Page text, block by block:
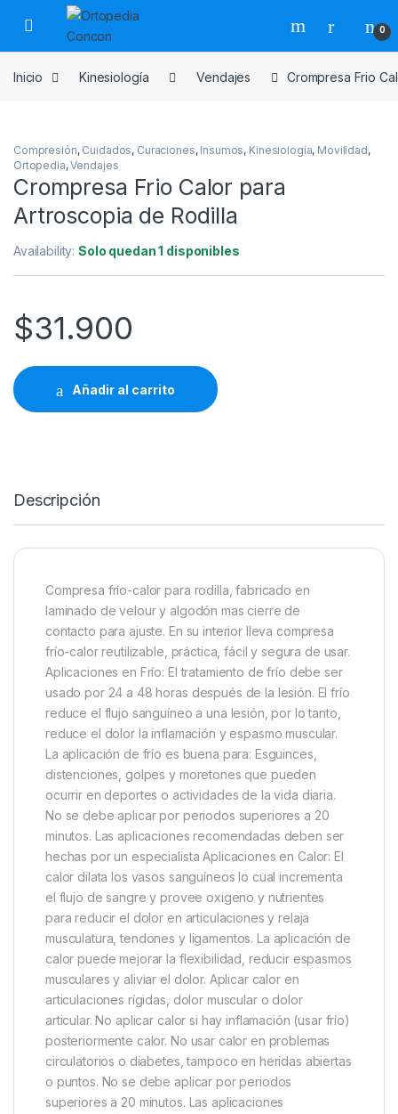
Skip to navigation
Skip to content
0
Inicio Kinesiología Vendajes Crompresa Frio
Compresión, Cuidados, Curaciones, Insumos, Kinesiología, Movilidad,
Ortopedia,Vendajes
Crompresa Frio Calor para
Artroscopia de Rodilla
Availability:Solo quedan 1 disponibles
$31.900
Añadir al carrito
Descripción
Compresa frío-calor para rodilla, fabricado en
laminado de velour y algodón mas cierre de
contacto para ajuste. En su interior lleva compresa
frío-calor reutilizable, práctica, fácil y segura de usar.
Aplicaciones en Frío: El tratamiento de frío debe ser
usado por 24 a 48 horas después de la lesión. El frío
reduce el flujo sanguíneo a una lesión, por lo tanto,
reduce el dolor la inflamación y espasmo muscular.
La aplicación de frío es buena para: Esguinces,
distenciones, golpes y moretones que pueden
ocurrir en deportes o actividades de la vida diaria.
No se debe aplicar por periodos superiores a 20
minutos. Las aplicaciones recomendadas deben ser
hechas por un especialista Aplicaciones en Calor: El
calor dilata los vasos sanguíneos lo cual incrementa
el flujo de sangre y provee oxigeno y nutrientes
para reducir el dolor en articulaciones y relaja
musculatura, tendones y ligamentos. La aplicación de
calor puede mejorar la flexibilidad, reducir espasmos
musculares y aliviar el dolor. Aplicar calor en
articulaciones rígidas, dolor muscular o dolor
articular. No aplicar calor si hay inflamación (usar frío)
posteriormente calor. No usar calor en problemas
circulatorios o diabetes, tampoco en heridas abiertas
o puntos. No se debe aplicar por periodos
superiores a 20 minutos. Las aplicaciones